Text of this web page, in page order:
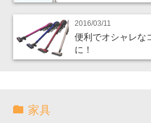
2016/03/11
便利でオシャレな
に！
家具